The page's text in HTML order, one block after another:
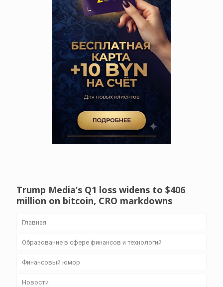
Trump Media’s Q1 loss widens to $406
million on bitcoin, CRO markdowns
Главная
Образование в сфере финансов и технологий
Финансовый юмор
Новости